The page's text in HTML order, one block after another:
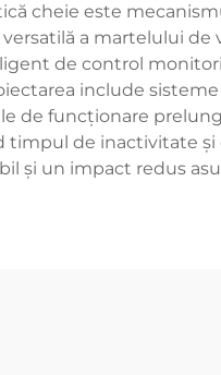
cheie este
a martelului
de control
include
de funcționare
de inactivitate și
și un impact redus